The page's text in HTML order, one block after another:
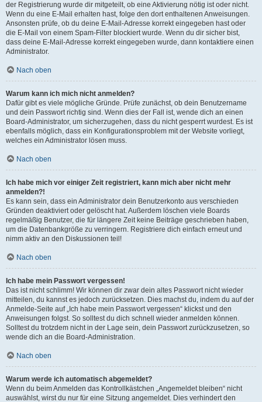
der Registrierung wurde dir mitgeteilt, ob eine Aktivierung nötig ist oder nicht.
Wenn du eine E-Mail erhalten hast, folge den dort enthaltenen Anweisungen.
Ansonsten prüfe, ob du deine E-Mail-Adresse korrekt eingegeben hast oder
die E-Mail von einem Spam-Filter blockiert wurde. Wenn du dir sicher bist,
dass deine E-Mail-Adresse korrekt eingegeben wurde, dann kontaktiere einen
Administrator.
Nach oben
Warum kann ich mich nicht anmelden?
Dafür gibt es viele mögliche Gründe. Prüfe zunächst, ob dein Benutzername
und dein Passwort richtig sind. Wenn dies der Fall ist, wende dich an einen
Board-Administrator, um sicherzugehen, dass du nicht gesperrt wurdest. Es ist
ebenfalls möglich, dass ein Konfigurationsproblem mit der Website vorliegt,
welches ein Administrator lösen muss.
Nach oben
Ich habe mich vor einiger Zeit registriert, kann mich aber nicht mehr
anmelden?!
Es kann sein, dass ein Administrator dein Benutzerkonto aus verschieden
Gründen deaktiviert oder gelöscht hat. Außerdem löschen viele Boards
regelmäßig Benutzer, die für längere Zeit keine Beiträge geschrieben haben,
um die Datenbankgröße zu verringern. Registriere dich einfach erneut und
nimm aktiv an den Diskussionen teil!
Nach oben
Ich habe mein Passwort vergessen!
Das ist nicht schlimm! Wir können dir zwar dein altes Passwort nicht wieder
mitteilen, du kannst es jedoch zurücksetzen. Dies machst du, indem du auf der
Anmelde-Seite auf „Ich habe mein Passwort vergessen“ klickst und den
Anweisungen folgst. So solltest du dich schnell wieder anmelden können.
Solltest du trotzdem nicht in der Lage sein, dein Passwort zurückzusetzen, so
wende dich an die Board-Administration.
Nach oben
Warum werde ich automatisch abgemeldet?
Wenn du beim Anmelden das Kontrollkästchen „Angemeldet bleiben“ nicht
auswählst, wirst du nur für eine Sitzung angemeldet. Dies verhindert den